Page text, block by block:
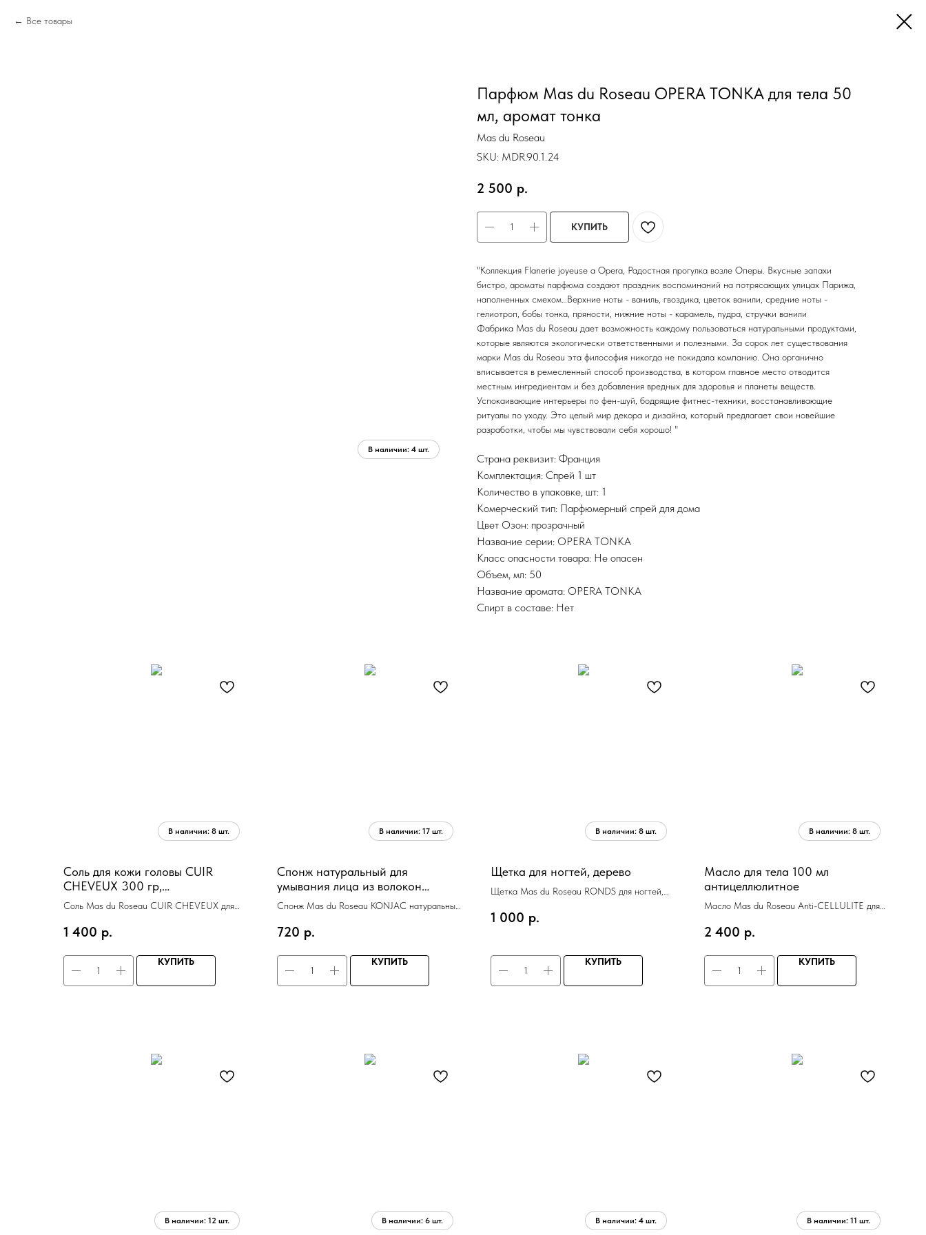
Все товары
Парфюм Mas du Roseau OPERA TONKA для тела 50
мл, аромат тонка
Mas du Roseau
SKU: MDR.90.1.24
2 500 р.
КУПИТЬ
"Коллекция Flanerie joyeuse a Opera, Радостная прогулка возле Оперы. Вкусные запахи
бистро, ароматы парфюма создают праздник воспоминаний на потрясающих улицах Парижа,
наполненных смехом…Верхние ноты - ваниль, гвоздика, цветок ванили, средние ноты -
гелиотроп, бобы тонка, пряности, нижние ноты - карамель, пудра, стручки ванили
Фабрика Mas du Roseau дает возможность каждому пользоваться натуральными продуктами,
которые являются экологически ответственными и полезными. За сорок лет существования
марки Mas du Roseau эта философия никогда не покидала компанию. Она органично
вписывается в ремесленный способ производства, в котором главное место отводится
местным ингредиентам и без добавления вредных для здоровья и планеты веществ.
Успокаивающие интерьеры по фен-шуй, бодрящие фитнес-техники, восстанавливающие
ритуалы по уходу. Это целый мир декора и дизайна, который предлагает свои новейшие
разработки, чтобы мы чувствовали себя хорошо! "
Страна реквизит: Франция
Комплектация: Спрей 1 шт
Количество в упаковке, шт: 1
Комерческий тип: Парфюмерный спрей для дома
Цвет Озон: прозрачный
Название серии: OPERA TONKA
Класс опасности товара: Не опасен
Объем, мл: 50
Название аромата: OPERA TONKA
Спирт в составе: Нет
Соль для кожи головы CUIR
CHEVEUX 300 гр,
отшелушивающая, аромат
Соль Mas du Roseau CUIR CHEVEUX для
1 400 р.
КУПИТЬ
Спонж натуральный для
умывания лица из волокон
конняку с экстрактом зеленого
Спонж Mas du Roseau KONJAC натуральный
экстрактом зеленого чая
720 р.
КУПИТЬ
Щетка для ногтей, дерево
Щетка Mas du Roseau RONDS для ногтей,
1 000 р.
КУПИТЬ
Масло для тела 100 мл
антицеллюлитное
Масло Mas du Roseau Anti-CELLULITE для
2 400 р.
КУПИТЬ